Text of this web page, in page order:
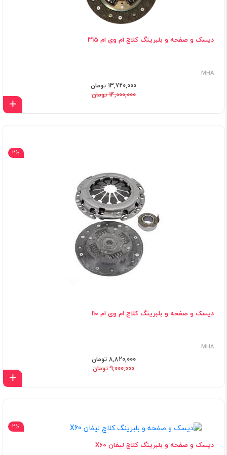
دیسک و صفحه و بلبرینگ کلاچ ام وی ام 315
MHA
13,720,000 تومان
14,000,000 تومان
2%
دیسک و صفحه و بلبرینگ کلاچ ام وی ام 110
MHA
8,820,000 تومان
9,000,000 تومان
2%
دیسک و صفحه و بلبرینگ کلاچ لیفان X60